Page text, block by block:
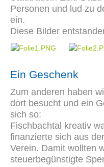
Personen und lud zu
ein.
Diese Bilder
Ein Geschenk
Zum anderen haben
dort besucht und ein
sich so:
Fischbachtal kreativ
finanzierte sich aus
Verein. Damit wollten
steuerbegünstigte